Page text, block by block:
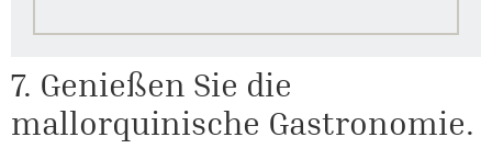
7. Genießen Sie die
mallorquinische Gastronomie.